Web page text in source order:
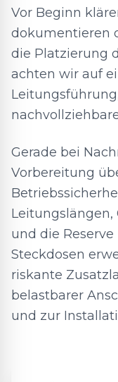
Vor Beginn
dokumentieren
die Platzierung
achten wir auf
Gerade bei
Vorbereitung
und die
Steckdosen
riskante
belastbarer
und zur